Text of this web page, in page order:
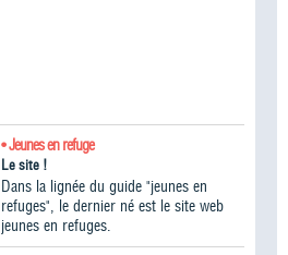
• Jeunes en refuge
Le site !
Dans la lignée du guide "jeunes en
refuges", le dernier né est le site web
jeunes en refuges.